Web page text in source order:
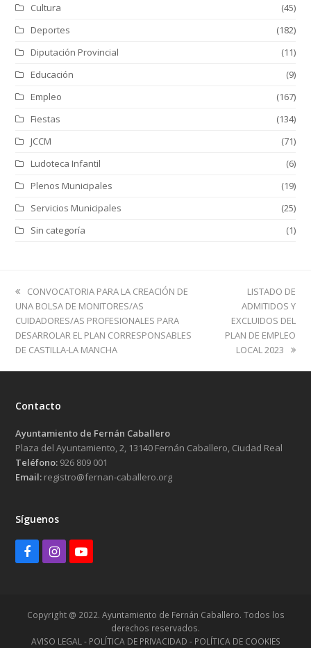
Cultura
(45)
Deportes
(182)
Diputación Provincial
(11)
Educación
(9)
Empleo
(167)
Fiestas
(134)
JCCM
(71)
Ludoteca Infantil
(6)
Plenos Municipales
(19)
Servicios Municipales
(25)
Sin categoría
(1)
previous
post:
CONVOCATORIA PARA LA CREACIÓN DE
UNA BOLSA DE MONITORES/AS
CUIDADORES/AS PROFESIONALES PARA
DESARROLAR EL PLAN CORRESPONSABLES
DE CASTILLA-LA MANCHA
next
post:
LISTADO DE
ADMITIDOS Y
EXCLUIDOS DEL
PLAN DE EMPLEO
LOCAL 2023
Contacto
Ayuntamiento de Fernán Caballero
Plaza del Ayuntamiento, 2, 13140 Fernán Caballero, Ciudad Real
Teléfono: 926 809 001
Email: registro@fernan-caballero.org
Síguenos
Facebook
Instagram
Youtube
Copyright @ 2022. Ayuntamiento de Fernán Caballero. Todos los
derechos reservados.
AVISO LEGAL - POLÍTICA DE PRIVACIDAD - POLÍTICA DE COOKIES